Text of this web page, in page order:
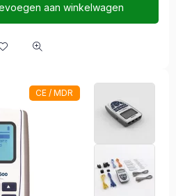
aan winkelwagen
CE / MDR